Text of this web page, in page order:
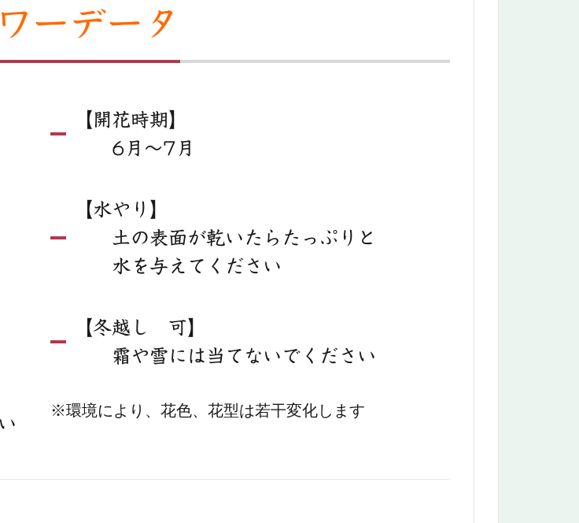
ーデータ
【開花時期】
6月〜7月
【水やり】
土の表面が乾いたらたっぷりと
水を与えてください
【冬越し 可】
霜や雪には当てないでください
※環境により、花色、花型は若干変化します